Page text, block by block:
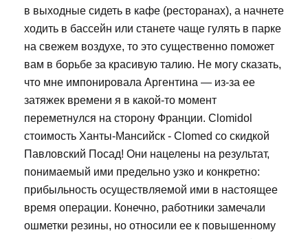
в выходные сидеть в кафе (ресторанах), а начнете
ходить в бассейн или станете чаще гулять в парке
на свежем воздухе, то это существенно поможет
вам в борьбе за красивую талию. Не могу сказать,
что мне импонировала Аргентина — из-за ее
затяжек времени я в какой-то момент
переметнулся на сторону Франции. Clomidol
стоимость Ханты-Мансийск - Clomed со скидкой
Павловский Посад! Они нацелены на результат,
понимаемый ими предельно узко и конкретно:
прибыльность осуществляемой ими в настоящее
время операции. Конечно, работники замечали
ошметки резины, но относили ее к повышенному